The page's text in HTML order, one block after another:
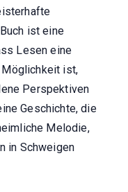
ist eine
Lesen eine
Möglichkeit ist,
Perspektiven
Geschichte, die
Melodie,
in Schweigen